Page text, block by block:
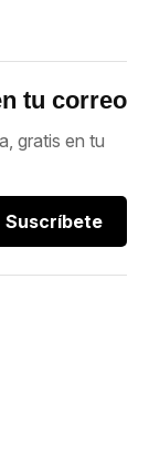
tu correo
gratis en tu
Suscríbete